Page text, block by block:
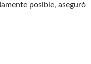
posible, aseguró